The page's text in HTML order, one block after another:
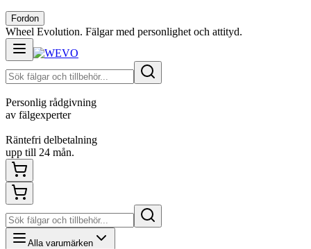
Fordon
Wheel Evolution. Fälgar med personlighet och attityd.
Personlig rådgivning
av fälgexperter
Räntefri delbetalning
upp till 24 mån.
Alla varumärken